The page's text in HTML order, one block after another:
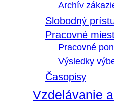
Archív
Slobodný
Pracovné
Pracovné
Výsledky
Časopisy
Vzdelávanie